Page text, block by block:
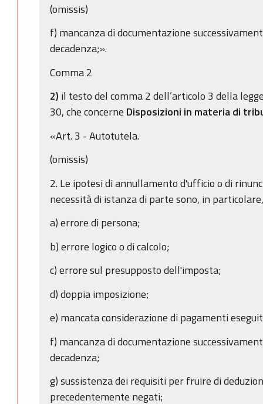
(omissis)
f) mancanza di documentazione
decadenza;».
Comma 2
2) il testo del comma 2 dell’articolo 3 della
30, che concerne Disposizioni in materia di
«Art. 3 - Autotutela.
(omissis)
2. Le ipotesi di annullamento d'ufficio o di
necessità di istanza di parte sono, in
a) errore di persona;
b) errore logico o di calcolo;
c) errore sul presupposto dell'imposta;
d) doppia imposizione;
e) mancata considerazione di pagamenti
f) mancanza di documentazione
decadenza;
g) sussistenza dei requisiti per fruire di
precedentemente negati;